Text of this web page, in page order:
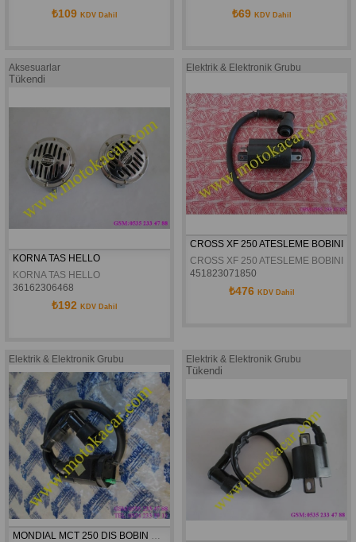
₺109 KDV Dahil ₺69 KDV Dahil
Aksesuarlar
Tükendi
KORNA TAS HELLO
KORNA TAS HELLO
36162306468
₺192 KDV Dahil
Elektrik & Elektronik Grubu
CROSS XF 250 ATESLEME BOBINI
CROSS XF 250 ATESLEME BOBINI
451823071850
₺476 KDV Dahil
Elektrik & Elektronik Grubu
MONDIAL MCT 250 DIS BOBIN ORJINAL
Elektrik & Elektronik Grubu
Tükendi